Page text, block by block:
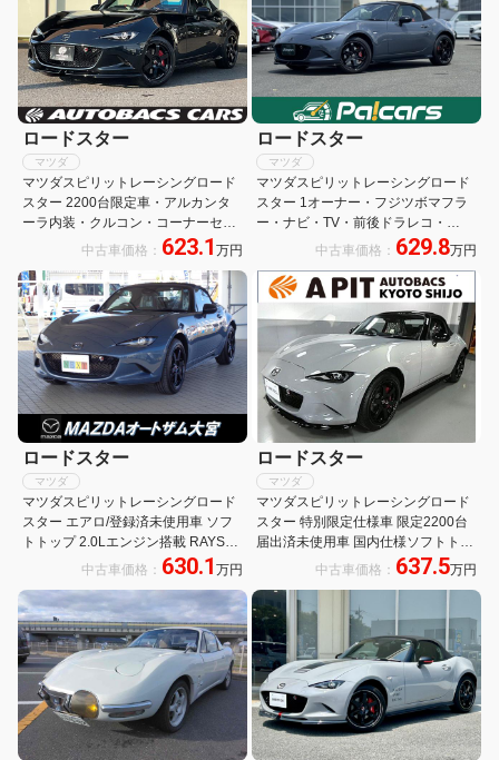
ロードスター
マツダ
マツダスピリットレーシングロード
スター 2200台限定車・アルカンタ
ーラ内装・クルコン・コーナーセン
サー・ETC・ドラレコ・シートヒー
ルセグ・アップルカープレイ・純正
オプションフジツボ匠マフラー
中古車価格： 623.1 万円
ロードスター
マツダ
マツダスピリットレーシングロード
スター 1オーナー・フジツボマフラ
ー・ナビ・TV・前後ドラレコ・
ETC・バックカメラ・親水ブルーミ
RAYSホイール・Bremboキャリパ
ー・専用フロアマット・保証継承
中古車価格： 629.8万円
ロードスター
マツダ
マツダスピリットレーシングロード
スター エアロ/登録済未使用車 ソフ
トトップ 2.0Lエンジン搭載 RAYS社
鍛造アルミホイール 運転席・助手席
シートヒーター 8.8インチディスプ
レイ AppleCarPlay/AndroidAuto
中古車価格： 630.1 万円
ロードスター
マツダ
マツダスピリットレーシングロード
スター 特別限定仕様車 限定2200台
届出済未使用車 国内仕様ソフトトッ
プモデル初2Lエンジン レーダークル
ーズコントロール 8.8インチディス
プレイ ハーフレザーシート 前後セン
サー LEDヘッドライト
中古車価格： 637.5万円